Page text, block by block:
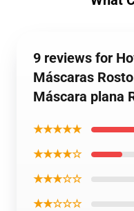
9 reviews for
Máscaras
Máscara plana
★★★★★
★★★★☆
★★★☆☆
★★☆☆☆